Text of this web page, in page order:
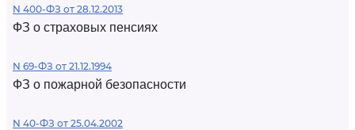
N 400-ФЗ от 28.12.2013
ФЗ о страховых пенсиях
N 69-ФЗ от 21.12.1994
ФЗ о пожарной безопасности
N 40-ФЗ от 25.04.2002